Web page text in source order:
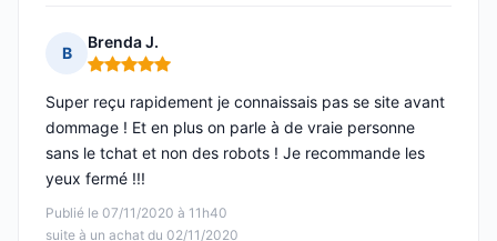
B
Brenda J.
Note : 5 sur 5
Publié le 07/11/2020 à 11h40
suite à un achat du 02/11/2020
Super reçu rapidement je connaissais pas se site avant
dommage ! Et en plus on parle à de vraie personne
sans le tchat et non des robots ! Je recommande les
yeux fermé !!!